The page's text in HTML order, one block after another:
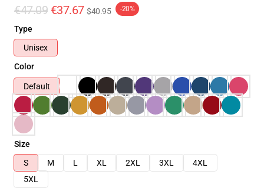
€47.09 €37.67 $40.95 -20%
Type
Unisex
Color
Default
Size
S
M L XL 2XL 3XL
4XL
5XL